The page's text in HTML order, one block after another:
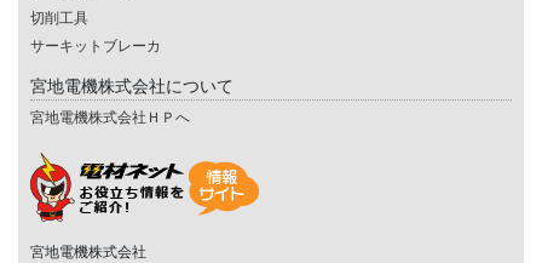
切削工具
サーキットブレーカ
宮地電機株式会社について
宮地電機株式会社ＨＰへ
宮地電機株式会社